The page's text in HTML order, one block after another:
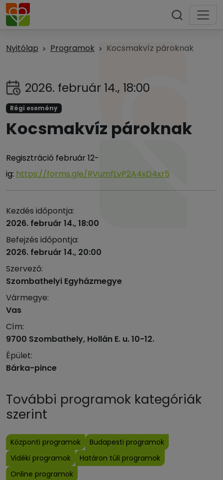
Nyitólap Programok Kocsmakvíz pároknak
2026. február 14., 18:00
Régi esemény
Kocsmakvíz pároknak
Regisztráció február 12-
ig: https://forms.gle/RVumfLvP2A4xD4xr5
Kezdés időpontja:
2026. február 14., 18:00
Befejzés időpontja:
2026. február 14., 20:00
Szervező:
Szombathelyi Egyházmegye
Vármegye:
Vas
Cím:
9700 Szombathely, Hollán E. u. 10-12.
Épület:
Bárka-pince
További programok kategóriák
szerint
Központi programok
Budapesti programok
Vidéki programok
Határon túli programok
Online programok